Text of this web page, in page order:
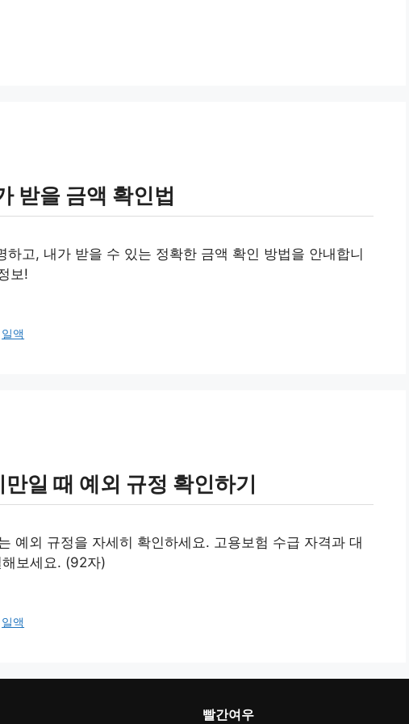
받을 금액 확인법
고, 내가 받을 수 있는 정확한 금액 확인 방법을 안내합니
보!
일액
일 때 예외 규정 확인하기
예외 규정을 자세히 확인하세요. 고용보험 수급 자격과 대
보세요. (92자)
일액
빨간여우